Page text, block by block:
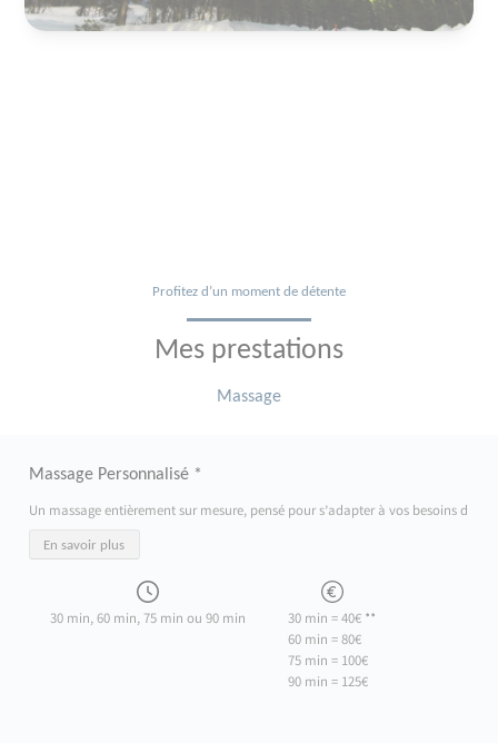
Profitez d’un moment de détente
Mes prestations
Massage
Massage Personnalisé *
Un massage entièrement sur mesure, pensé pour s’adapter à vos besoins du
En savoir plus
30 min, 60 min, 75 min ou 90 min
30 min = 40€ **
60 min = 80€
75 min = 100€
90 min = 125€